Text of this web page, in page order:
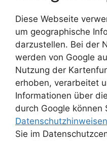
Diese Webseite
um geographische
darzustellen. Bei der
werden von Google
Nutzung der
erhoben, verarbeitet
Informationen über
durch Google können
Datenschutzhinweisen
Sie im